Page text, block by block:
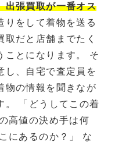
出張買取が一番オス
りをして着物を送る
だと店舗までたく
ことになります。 そ
し、自宅で査定員を
物の情報を聞きなが
。 「どうしてこの着
高値の決め手は何
にあるのか？」 な